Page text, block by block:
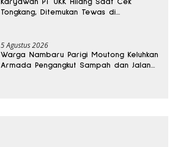
Karyawan PT UKK Hilang Saat Cek
Tongkang, Ditemukan Tewas di
5 Agustus 2026
Warga Nambaru Parigi Moutong Keluhkan
Armada Pengangkut Sampah dan Jalan